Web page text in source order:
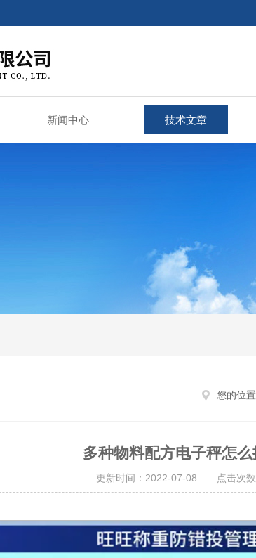
新闻中心 技术文章
您的位置
多种物料配方电子秤怎么
更新时间：2022-07-08 点击次数